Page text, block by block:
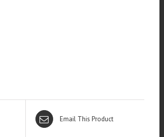
Email This Product